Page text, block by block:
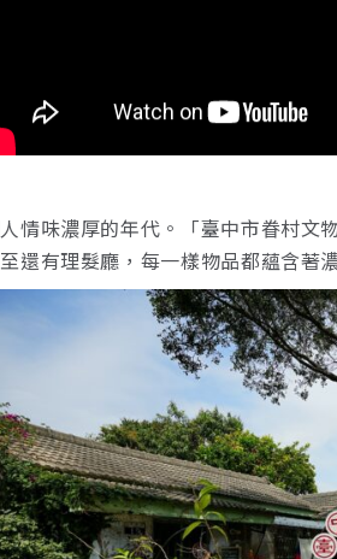
情味濃厚的年代。「臺中市眷村
還有理髮廳，每一樣物品都蘊含著